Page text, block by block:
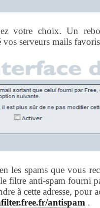
votre choix. Un
serveurs mails
les spams que vous
filtre anti-spam fourni
à cette adresse, pour
antispam .